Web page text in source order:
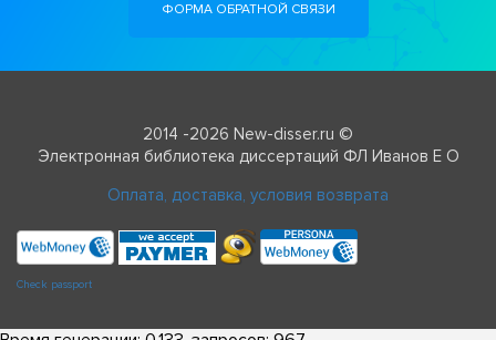
ФОРМА ОБРАТНОЙ СВЯЗИ
2014 -2026 New-disser.ru ©
Электронная библиотека диссертаций ФЛ Иванов Е О
Оплата, доставка, условия возврата
Check passport